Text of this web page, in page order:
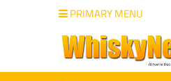
PRIMARY MENU